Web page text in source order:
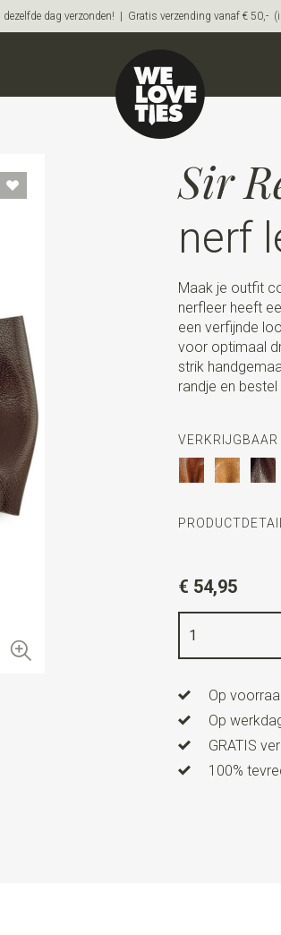
dezelfde dag verzonden! | Gratis verzending vanaf €
Sir
nerf
Maak je outfit
nerfleer heeft
een verfijnde
voor optimaal
strik
randje en
VERKRIJGBAAR
Kleurbruin
Kwaliteit
echt
Lengte 11,5 cm
Uitvoering
dit
€ 54,95
Op
Op
GRATIS
100%